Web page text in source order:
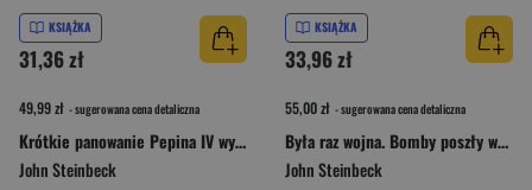
KSIĄŻKA
31,36 zł
49,99 zł - sugerowana cena detaliczna
Krótkie panowanie Pepina IV wyd. 2025
John Steinbeck
KSIĄŻKA
33,96 zł
55,00 zł - sugerowana cena detaliczna
Była raz wojna. Bomby poszły wyd. 2024
John Steinbeck